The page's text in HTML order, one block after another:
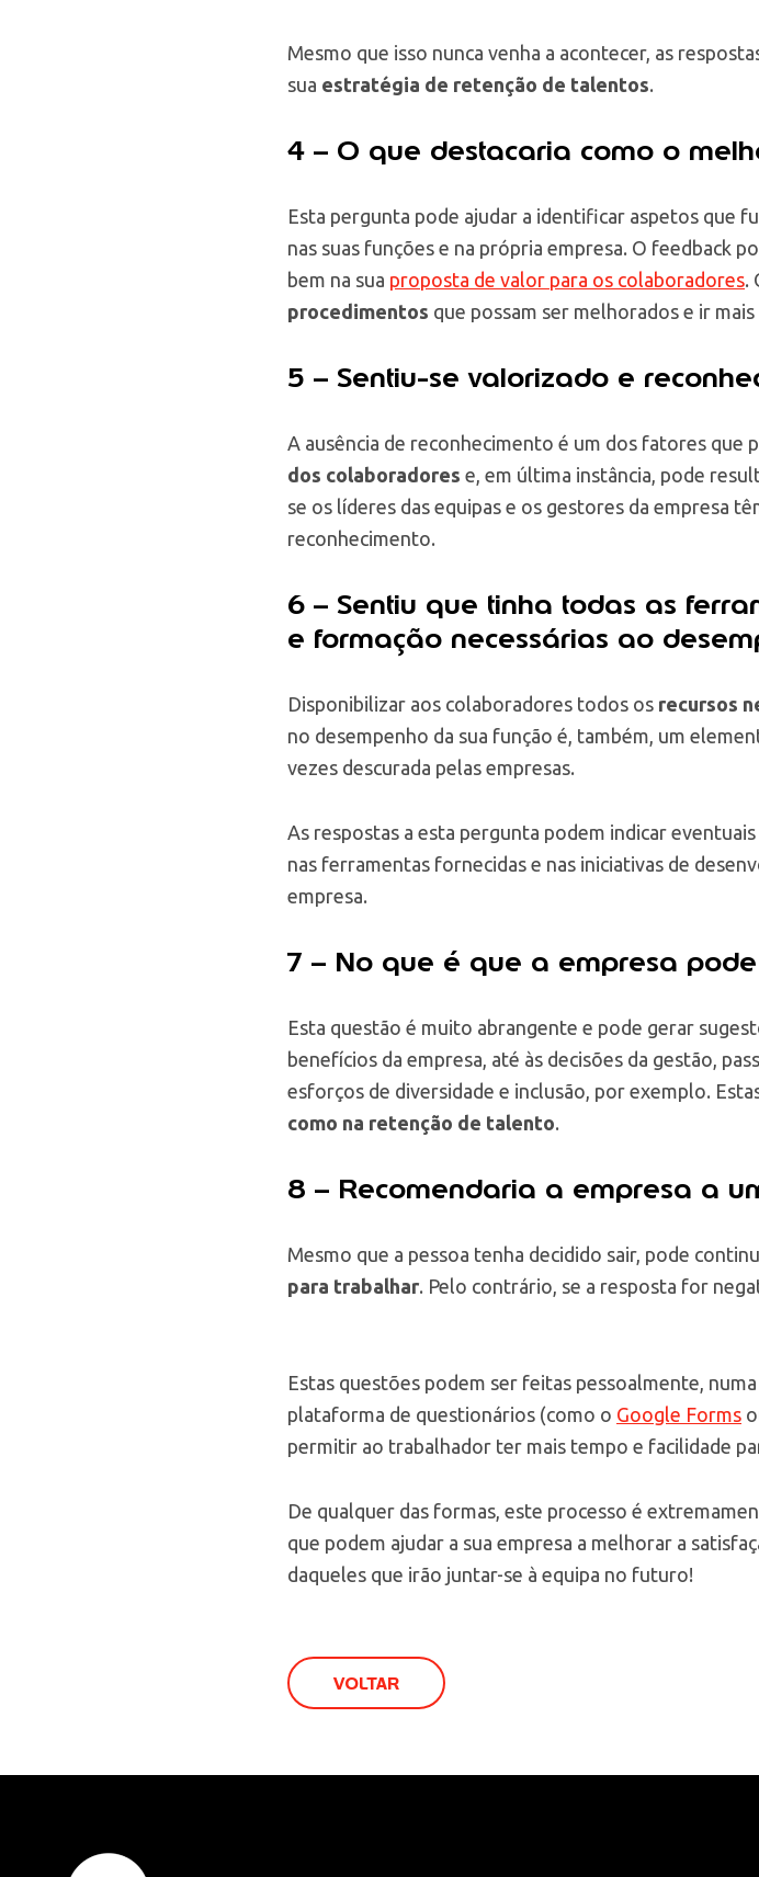
Mesmo que isso nunca venha a acontecer, as
sua estratégia de retenção de talentos.
4 – O que destacaria como o
Esta pergunta pode ajudar a identificar aspetos que
nas suas funções e na própria empresa. O feedback
bem na sua proposta de valor para os colaboradores.
procedimentos que possam ser melhorados e ir
5 – Sentiu-se valorizado e
A ausência de reconhecimento é um dos fatores que
dos colaboradores e, em última instância, pode
se os líderes das equipas e os gestores da empresa
reconhecimento.
6 – Sentiu que tinha todas as
e formação necessárias ao
Disponibilizar aos colaboradores todos os recursos
no desempenho da sua função é, também, um
vezes descurada pelas empresas.
As respostas a esta pergunta podem indicar
nas ferramentas fornecidas e nas iniciativas de
empresa.
7 – No que é que a empresa
Esta questão é muito abrangente e pode gerar
benefícios da empresa, até às decisões da gestão,
esforços de diversidade e inclusão, por exemplo.
como na retenção de talento.
8 – Recomendaria a empresa a
Mesmo que a pessoa tenha decidido sair, pode
para trabalhar. Pelo contrário, se a resposta for
Estas questões podem ser feitas pessoalmente,
plataforma de questionários (como o Google Forms
permitir ao trabalhador ter mais tempo e facilidade
De qualquer das formas, este processo é
que podem ajudar a sua empresa a melhorar a
daqueles que irão juntar-se à equipa no futuro!
VOLTAR